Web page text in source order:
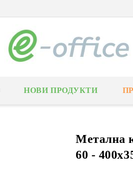
НОВИ ПРОДУКТИ
Метална
60 -